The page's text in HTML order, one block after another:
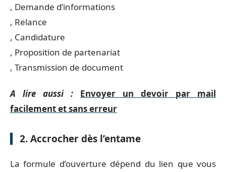
, Demande d’informations
, Relance
, Candidature
, Proposition de partenariat
, Transmission de document
A lire aussi :
Envoyer un devoir par mail
facilement et sans erreur
2. Accrocher dès l’entame
La formule d’ouverture dépend du lien que vous